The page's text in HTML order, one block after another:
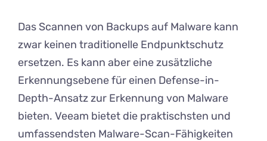
Das Scannen von Backups auf Malware kann
zwar keinen traditionelle Endpunktschutz
ersetzen. Es kann aber eine zusätzliche
Erkennungsebene für einen Defense-in-
Depth-Ansatz zur Erkennung von Malware
bieten. Veeam bietet die praktischsten und
umfassendsten Malware-Scan-Fähigkeiten